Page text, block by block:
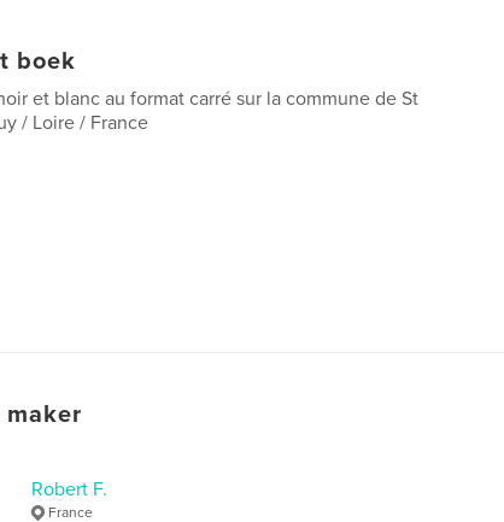
boek
et blanc au format carré sur la commune de St
/ Loire / France
maker
Robert F.
France